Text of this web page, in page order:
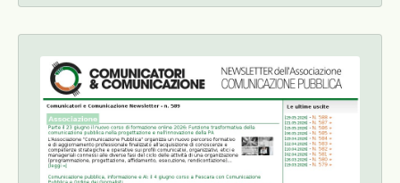
progettazione, affidamento, esecuzione,
rendicontazione)...